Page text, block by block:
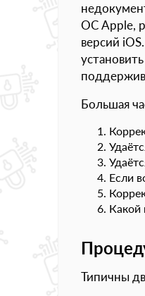
ОС Apple,
версий
Большая
Если
Какой
Типичны